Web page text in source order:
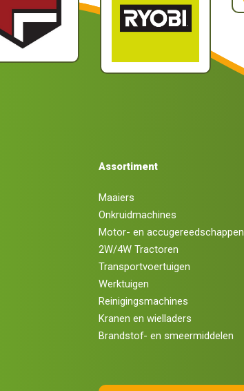
Assortiment
Maaiers
Onkruidmachines
Motor- en accugereedschappen
2W/4W Tractoren
Transportvoertuigen
Werktuigen
Reinigingsmachines
Kranen en wielladers
Brandstof- en smeermiddelen